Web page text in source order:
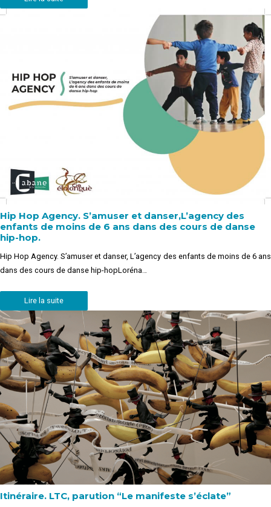
Hip Hop Agency. S’amuser et danser,L’agency des
enfants de moins de 6 ans dans des cours de danse
hip-hop.
Hip Hop Agency. S’amuser et danser, L’agency des enfants de moins de 6 ans
dans des cours de danse hip-hopLoréna…
Lire la suite
Itinéraire. LTC, parution “Le manifeste s’éclate”